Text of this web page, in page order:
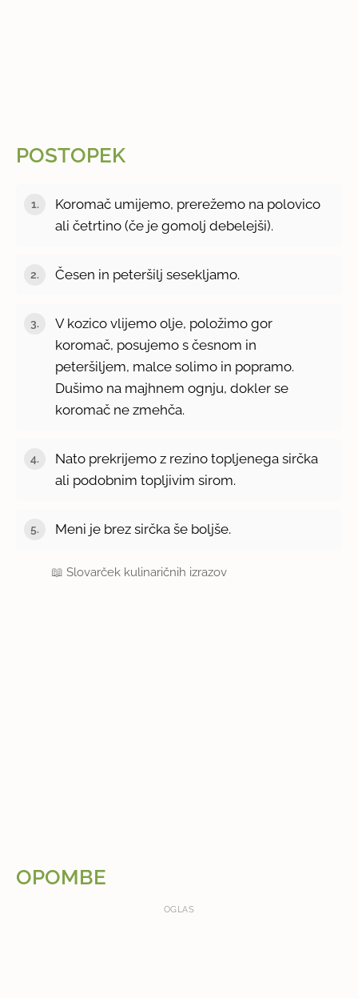
POSTOPEK
Koromač umijemo, prerežemo na polovico
ali četrtino (če je gomolj debelejši).
Česen in peteršilj sesekljamo.
V kozico vlijemo olje, položimo gor
koromač, posujemo s česnom in
peteršiljem, malce solimo in popramo.
Dušimo na majhnem ognju, dokler se
koromač ne zmehča.
Nato prekrijemo z rezino topljenega sirčka
ali podobnim topljivim sirom.
Meni je brez sirčka še boljše.
📖Slovarček kulinaričnih izrazov
OPOMBE
OGLAS